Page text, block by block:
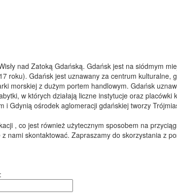
nad Zatoką Gdańską. Gdańsk jest na siódmym
Gdańsk jest uznawany za centrum kulturalne,
morskiej z dużym portem handlowym. Gdańsk
w których działają liczne instytucje oraz
i Gdynią ośrodek aglomeracji gdańskiej tworzy
, co jest również użytecznym sposobem na
skontaktować. Zapraszamy do skorzystania z